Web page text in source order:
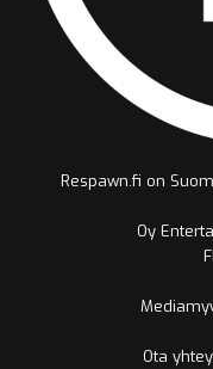
Respawn.fi on
Oy
Ota